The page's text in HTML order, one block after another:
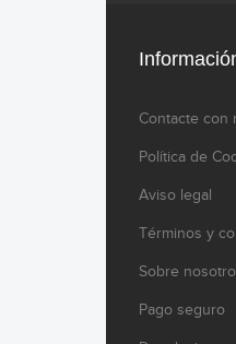
Contacte con
Política de
Aviso legal
Términos y
Sobre
Pago seguro